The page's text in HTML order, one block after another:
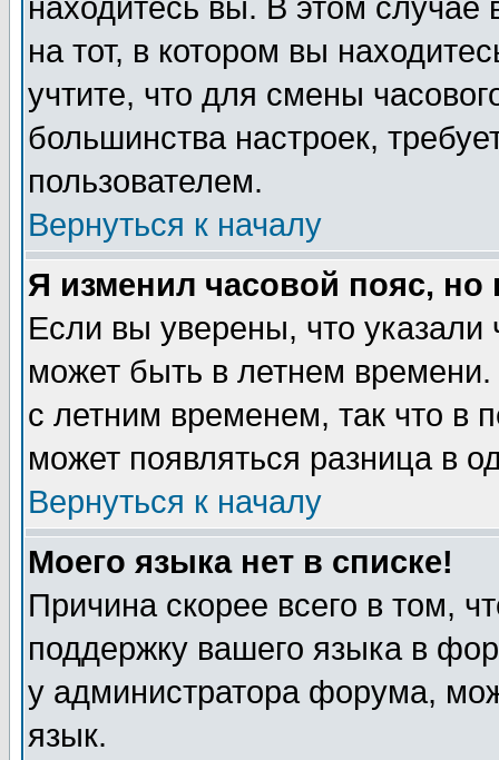
находитесь вы. В этом
на тот, в котором вы
учтите, что для смены
большинства настроек,
пользователем.
Вернуться к началу
Я изменил часовой пояс,
Если вы уверены, что указали
может быть в летнем
с летним временем, так что в
может появляться разница в
Вернуться к началу
Моего языка нет в списке!
Причина скорее всего в том,
поддержку вашего языка в
у администратора форума,
язык.